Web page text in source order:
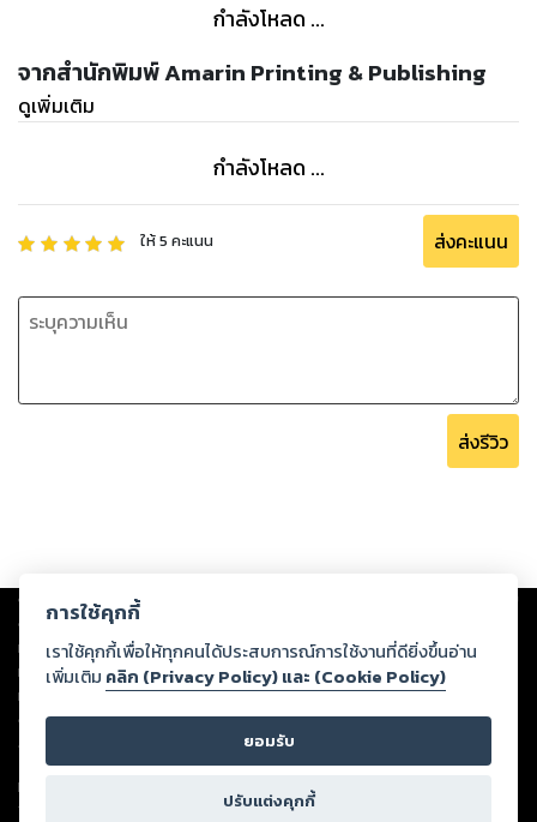
กำลังโหลด ...
จากสำนักพิมพ์ Amarin Printing & Publishing
ดูเพิ่มเติม
กำลังโหลด ...
ให้5 คะแนน ส่งคะแนน
ส่งรีวิว
Copyright © 2026
ต่อผลงานหรือเนื้อหาใดที่อัปโหลดผ่านเว็บไซต์และปรากฏว่าละเมิดสิทธิใน
ทรัพย์สินทางปัญญาของบุคคลอื่นหรือขัดต่อกฎหมายและศีลธรรม ดังนั้น ผู้อ่าน
ทุกท่านโปรดใช้วิจารณญาณในการกลั่นกรองด้วยตนเอง และหากท่านพบว่าส่วน
หนึ่งส่วนใดขัดต่อกฎหมายและศีลธรรม กรุณาแจ้งมายังบริษัท เพื่อทีมงานจะได้
ดำเนินการในทันที ทั้งนี้ ทางสตอรี่ล็อกขอสงวนลิขสิทธิ์ตามพระราชบัญญัติ
ลิขสิทธิ์ พ.ศ. 2537 (ฉบับล่าสุด)
For support: member@ookbee.com
Version
การใช้คุกกี้
เราใช้คุกกี้เพื่อให้ทุกคนได้ประสบการณ์การใช้งานที่ดียิ่งขึ้นอ่าน
เพิ่มเติม คลิก (Privacy Policy) และ (Cookie Policy)
ยอมรับ
ปรับแต่งคุกกี้